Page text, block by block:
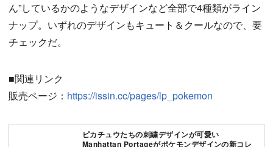
ん”しているかのようなデザインなど全部で4種類がライン
ナップ。いずれのデザインもキュート＆クールなので、要
チェックだ。
■関連リンク
販売ページ： https://issin.cc/pages/lp_pokemon
ピカチュウたちの刺繍デザインが可愛い
Manhattan Portageがポケモンデザインの新コレ